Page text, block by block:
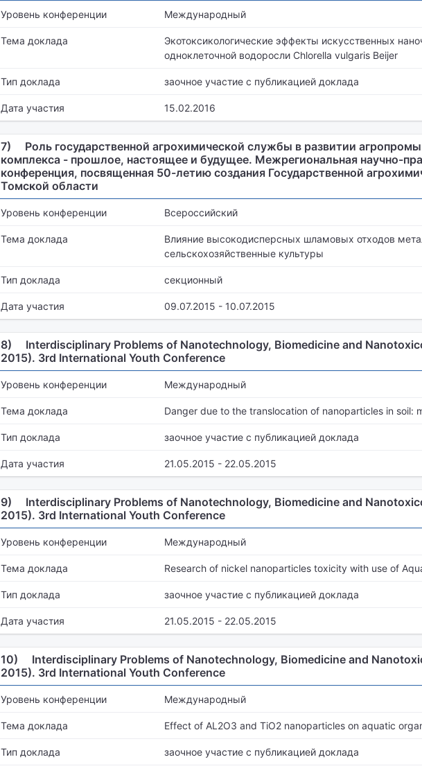
Уровень конференции Международный
Тема доклада
Экотоксикологические эффекты искусственных
одноклеточной водоросли Chlorella vulgaris Beijer
Тип доклада заочное участие с публикацией доклада
Дата участия 15.02.2016
7)
Роль государственной агрохимической службы в развитии
комплекса - прошлое, настоящее и будущее. Межрегиональная научно-
конференция, посвященная 50-летию создания Государственной
Томской области
Уровень конференции Всероссийский
Тема доклада
Влияние высокодисперсных шламовых отходов
сельскохозяйственные культуры
Тип доклада секционный
Дата участия 09.07.2015 - 10.07.2015
8)
Interdisciplinary Problems of Nanotechnology, Biomedicine and
2015). 3rd International Youth Conference
Уровень конференции Международный
Тема доклада Danger due to the translocation of nanoparticles in soil:
Тип доклада заочное участие с публикацией доклада
Дата участия 21.05.2015 - 22.05.2015
9)
Interdisciplinary Problems of Nanotechnology, Biomedicine and
2015). 3rd International Youth Conference
Уровень конференции Международный
Тема доклада Research of nickel nanoparticles toxicity with use of
Тип доклада заочное участие с публикацией доклада
Дата участия 21.05.2015 - 22.05.2015
10)
Interdisciplinary Problems of Nanotechnology, Biomedicine and
2015). 3rd International Youth Conference
Уровень конференции Международный
Тема доклада Effect of AL2O3 and TiO2 nanoparticles on aquatic
Тип доклада заочное участие с публикацией доклада